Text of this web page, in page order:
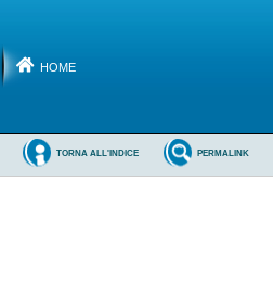
HOME
PERMALINK
TORNA ALL'INDICE